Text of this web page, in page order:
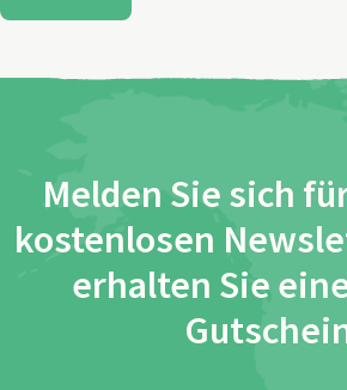
Melden Sie sich
kostenlosen
erhalten Sie